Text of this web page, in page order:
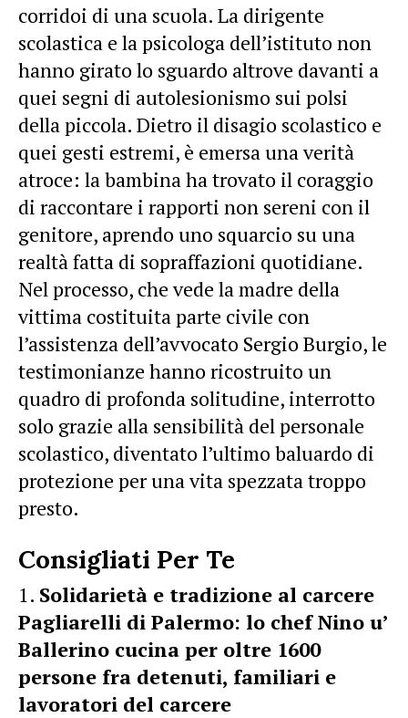
corridoi di una scuola. La dirigente
scolastica e la psicologa dell’istituto non
hanno girato lo sguardo altrove davanti a
quei segni di autolesionismo sui polsi
della piccola. Dietro il disagio scolastico e
quei gesti estremi, è emersa una verità
atroce: la bambina ha trovato il coraggio
di raccontare i rapporti non sereni con il
genitore, aprendo uno squarcio su una
realtà fatta di sopraffazioni quotidiane.
Nel processo, che vede la madre della
vittima costituita parte civile con
l’assistenza dell’avvocato Sergio Burgio, le
testimonianze hanno ricostruito un
quadro di profonda solitudine, interrotto
solo grazie alla sensibilità del personale
scolastico, diventato l’ultimo baluardo di
protezione per una vita spezzata troppo
presto.
Consigliati Per Te
Solidarietà e tradizione al carcere
Pagliarelli di Palermo: lo chef Nino u’
Ballerino cucina per oltre 1600
persone fra detenuti, familiari e
lavoratori del carcere